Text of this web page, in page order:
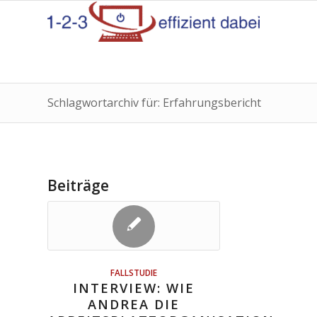
Schlagwortarchiv für: Erfahrungsbericht
Beiträge
FALLSTUDIE
INTERVIEW: WIE
ANDREA DIE